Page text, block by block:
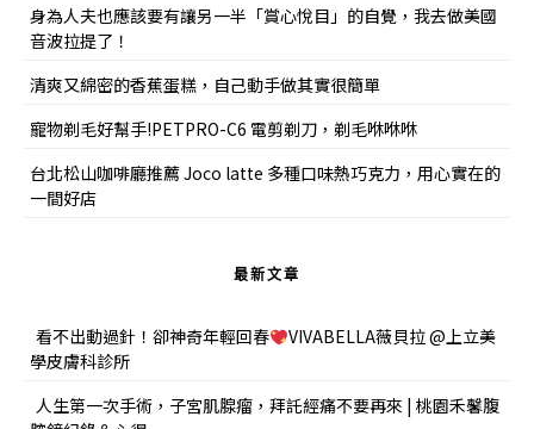
身為人夫也應該要有讓另一半「賞心悅目」的自覺，我去做美國
音波拉提了！
清爽又綿密的香蕉蛋糕，自己動手做其實很簡單
寵物剃毛好幫手!PETPRO-C6 電剪剃刀，剃毛咻咻咻
台北松山咖啡廳推薦 Joco latte 多種口味熱巧克力，用心實在的
一間好店
最新文章
看不出動過針！卻神奇年輕回春
VIVABELLA薇貝拉 @上立美
學皮膚科診所
人生第一次手術，子宮肌腺瘤，拜託經痛不要再來 | 桃園禾馨腹